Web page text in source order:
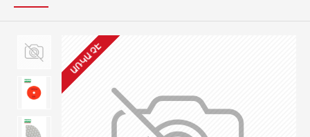
ԱՌԿԱ ՉԷ